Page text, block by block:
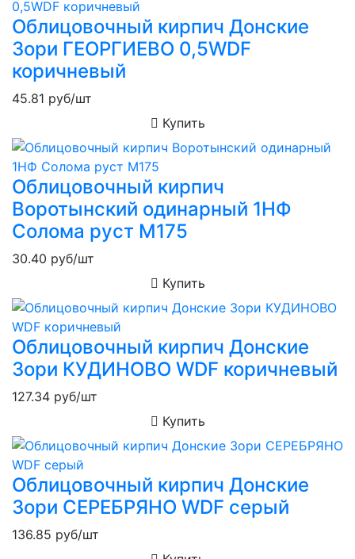
Облицовочный кирпич Донские
Зори ГЕОРГИЕВО 0,5WDF
коричневый
45.81 руб/шт
Купить
Облицовочный кирпич
Воротынский одинарный 1НФ
Солома руст М175
30.40 руб/шт
Купить
Облицовочный кирпич Донские
Зори КУДИНОВО WDF коричневый
127.34 руб/шт
Купить
Облицовочный кирпич Донские
Зори СЕРЕБРЯНО WDF серый
136.85 руб/шт